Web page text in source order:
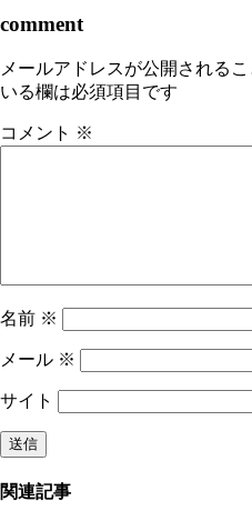
comment
メールアドレスが公開されるこ
いる欄は必須項目です
コメント ※
名前 ※
メール ※
サイト
関連記事